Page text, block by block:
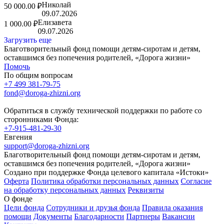
50 000.00 ₽Николай
09.07.2026
1 000.00 ₽Елизавета
09.07.2026
Загрузить еще
Благотворительный фонд помощи детям-сиротам и детям,
оставшимся без попечения родителей, «Дорога жизни»
Помочь
По общим вопросам
+7 499 381-79-75
fond@doroga-zhizni.org
Обратиться в службу технической поддержки по работе со
сторонниками Фонда:
+7-915-481-29-30
Евгения
support@doroga-zhizni.org
Благотворительный фонд помощи детям-сиротам и детям,
оставшимся без попечения родителей, «Дорога жизни»
Создано при поддержке Фонда целевого капитала «Истоки»
Оферта Политика обработки персональных данных Согласие
на обработку персональных данных Реквизиты
О фонде
Цели фонда Сотрудники и друзья фонда Правила оказания
помощи Документы Благодарности Партнеры Вакансии